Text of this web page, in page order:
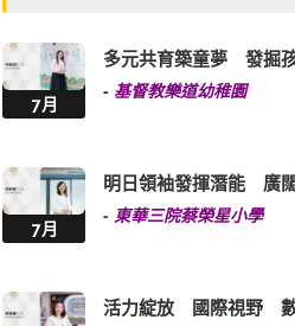
7月
多元共育築童夢 發掘
- 基督教樂道幼稚園
7月
明日領袖發揮潛能 廣
- 東華三院蔡榮星小學
活力綻放 國際視野